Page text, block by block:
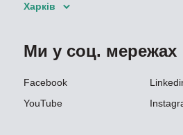
Харків
Ми у соц. мережах
Facebook
YouTube